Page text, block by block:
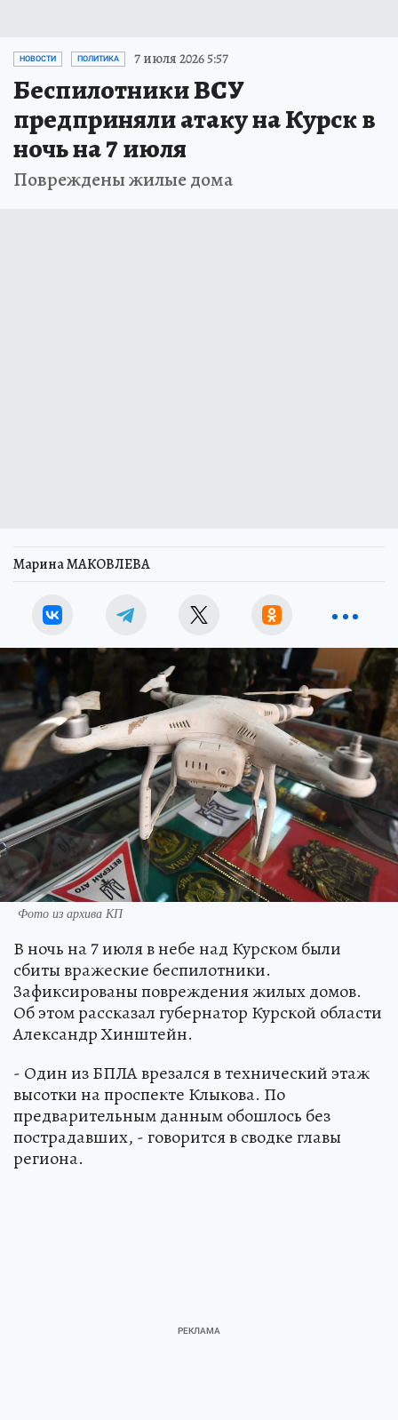
НОВОСТИ ПОЛИТИКА 7 июля 2026 5:57
Беспилотники ВСУ
предприняли атаку на Курск в
ночь на 7 июля
Повреждены жилые дома
Марина МАКОВЛЕВА
Фото из архива КП
В ночь на 7 июля в небе над Курском были
сбиты вражеские беспилотники.
Зафиксированы повреждения жилых домов.
Об этом рассказал губернатор Курской области
Александр Хинштейн.
- Один из БПЛА врезался в технический этаж
высотки на проспекте Клыкова. По
предварительным данным обошлось без
пострадавших, - говорится в сводке главы
региона.